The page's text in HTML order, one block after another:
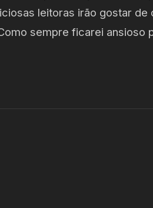
leitoras irão gostar de
sempre ficarei ansioso